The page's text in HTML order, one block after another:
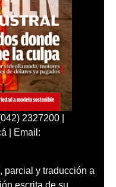
2327200 |
| Email:
parcial y traducción a
escrita de su